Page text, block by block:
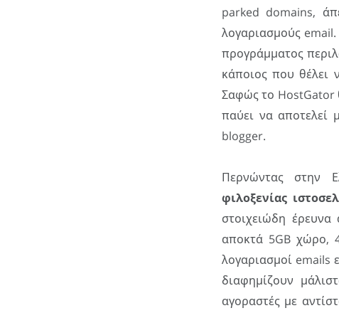
parked domains,
λογαριασμούς
προγράμματος
κάποιος που θέλει
Σαφώς το HostGator
παύει να αποτελεί
blogger.
Περνώντας στην
φιλοξενίας
στοιχειώδη
αποκτά 5GB χώρο,
λογαριασμοί emails
διαφημίζουν
αγοραστές με